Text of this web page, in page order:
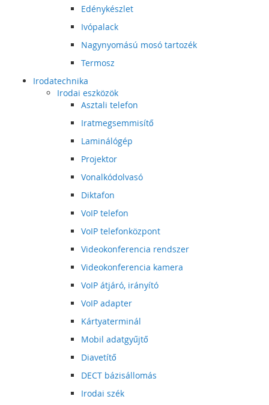
Edénykészlet
Ivópalack
Nagynyomású mosó tartozék
Termosz
Irodatechnika
Irodai eszközök
Asztali telefon
Iratmegsemmisítő
Laminálógép
Projektor
Vonalkódolvasó
Diktafon
VoIP telefon
VoIP telefonközpont
Videokonferencia rendszer
Videokonferencia kamera
VoIP átjáró, irányító
VoIP adapter
Kártyaterminál
Mobil adatgyűjtő
Diavetítő
DECT bázisállomás
Irodai szék